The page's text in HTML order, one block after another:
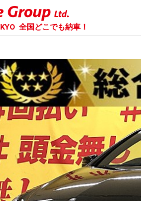
全国どこでも納車！